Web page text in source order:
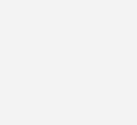
Hafner seit 130